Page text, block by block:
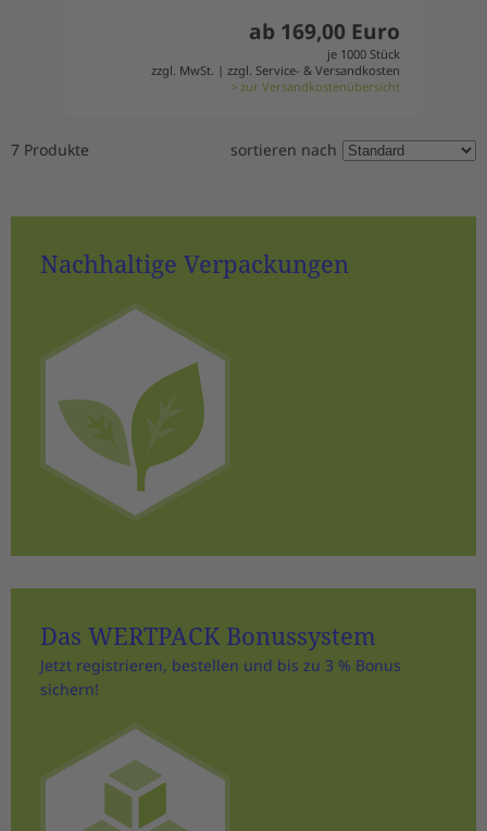
ab 169,00 Euro
je 1000 Stück
zzgl. MwSt. | zzgl. Service- & Versandkosten
> zur Versandkostenübersicht
7 Produkte sortieren nach
Nachhaltige Verpackungen
Das WERTPACK Bonussystem
Jetzt registrieren, bestellen und bis zu 3 % Bonus
sichern!